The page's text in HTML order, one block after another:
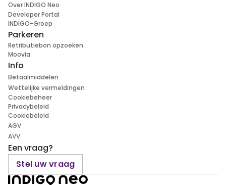
Over INDIGO Neo
Developer Portal
INDIGO-Groep
Parkeren
Retributiebon opzoeken
Moovia
Info
Betaalmiddelen
Wettelijke vermeldingen
Cookiebeheer
Privacybeleid
Cookiebeleid
AGV
AVV
Een vraag?
Stel uw vraag